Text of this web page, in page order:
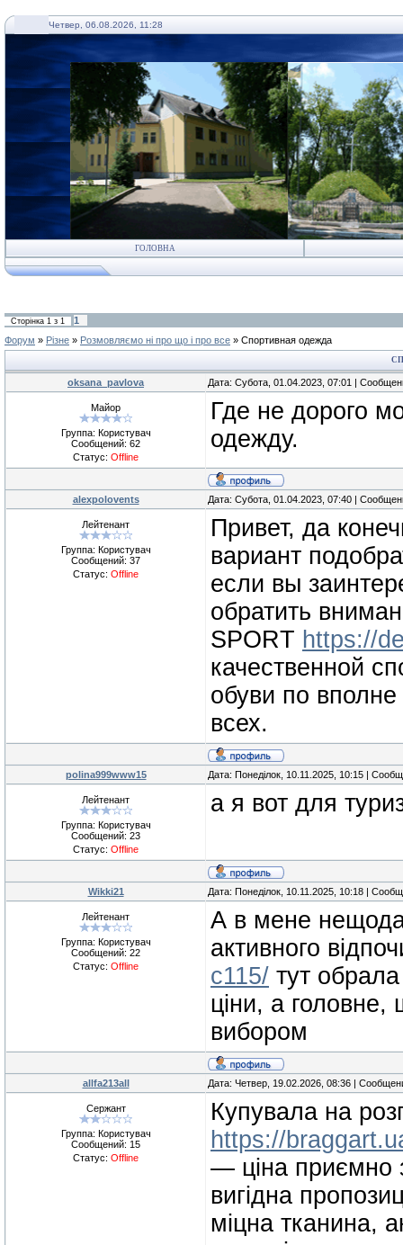
Четвер, 06.08.2026, 11:28
ГОЛОВНА
Сторінка 1 з 1
1
Форум » Різне » Розмовляємо ні про що і про все » Спортивная одежда
oksana_pavlova Дата: Субота, 01.04.2023, 07:01 |
Майор
Группа: Користувач
Сообщений: 62
Статус: Offline
Где не дорого
одежду.
alexpolovents Дата: Субота, 01.04.2023, 07:40 |
Лейтенант
Группа: Користувач
Сообщений: 37
Статус: Offline
Привет, да
вариант
если вы
обратить
SPORT https://
качественной
обуви по
всех.
polina999www15 Дата: Понеділок, 10.11.2025, 10:15 |
Лейтенант
Группа: Користувач
Сообщений: 23
Статус: Offline
а я вот для
Wikki21 Дата: Понеділок, 10.11.2025, 10:18 |
Лейтенант
Группа: Користувач
Сообщений: 22
Статус: Offline
А в мене
активного
c115/ тут
ціни, а головне,
вибором
allfa213all Дата: Четвер, 19.02.2026, 08:36 |
Сержант
Группа: Користувач
Сообщений: 15
Статус: Offline
Купувала на
https://
— ціна приємно
вигідна
міцна тканина,